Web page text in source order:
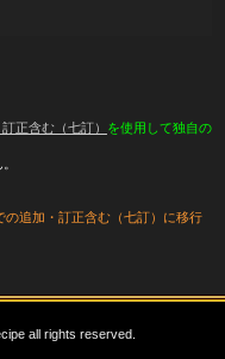
正含む（七訂） を使用して独自の
追加・訂正含む（七訂）に移行
all rights reserved.